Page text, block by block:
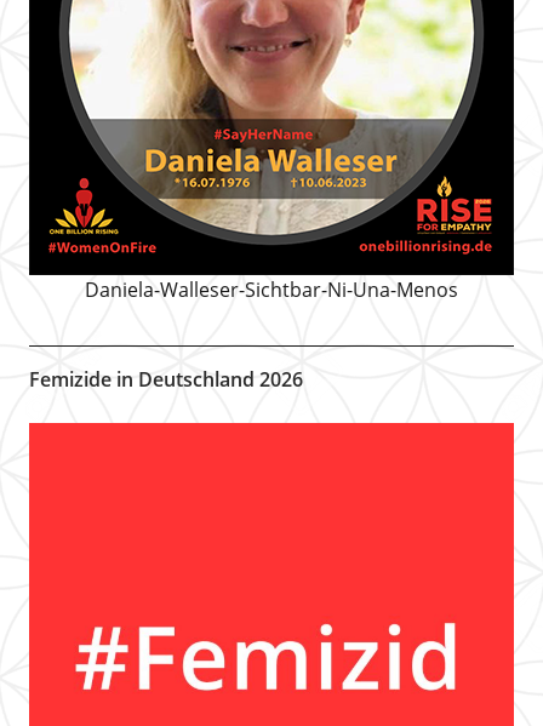
Daniela-Walleser-Sichtbar-Ni-Una-Menos
Femizide in Deutschland 2026